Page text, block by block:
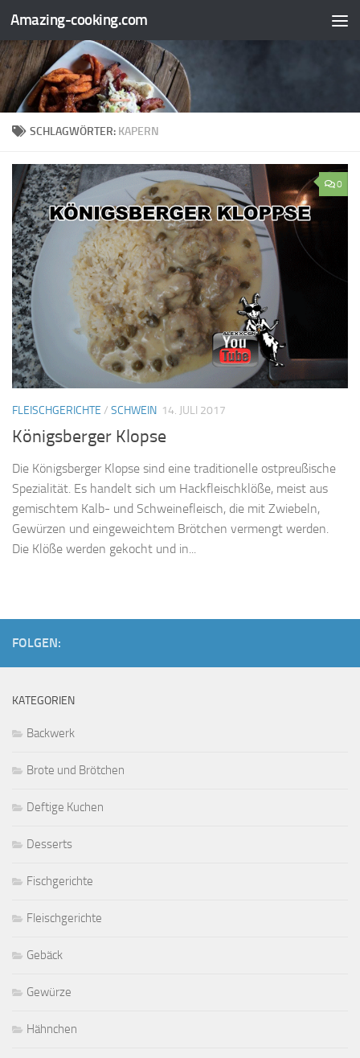
Zum Inhalt springen
Amazing-cooking.com
SCHLAGWÖRTER: KAPERN
0
FLEISCHGERICHTE / SCHWEIN 14. JULI 2017
Königsberger Klopse
Die Königsberger Klopse sind eine traditionelle ostpreußische
Spezialität. Es handelt sich um Hackfleischklöße, meist aus
gemischtem Kalb- und Schweinefleisch, die mit Zwiebeln,
Gewürzen und eingeweichtem Brötchen vermengt werden.
Die Klöße werden gekocht und in...
FOLGEN:
KATEGORIEN
Backwerk
Brote und Brötchen
Deftige Kuchen
Desserts
Fischgerichte
Fleischgerichte
Gebäck
Gewürze
Hähnchen